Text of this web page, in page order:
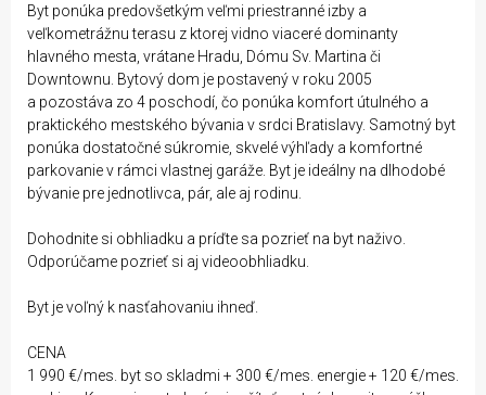
Byt ponúka predovšetkým veľmi priestranné izby a
veľkometrážnu terasu z ktorej vidno viaceré dominanty
hlavného mesta, vrátane Hradu, Dómu Sv. Martina či
Downtownu. Bytový dom je postavený v roku 2005
a pozostáva zo 4 poschodí, čo ponúka komfort útulného a
praktického mestského bývania v srdci Bratislavy. Samotný byt
ponúka dostatočné súkromie, skvelé výhľady a komfortné
parkovanie v rámci vlastnej garáže. Byt je ideálny na dlhodobé
bývanie pre jednotlivca, pár, ale aj rodinu.
Dohodnite si obhliadku a príďte sa pozrieť na byt naživo.
Odporúčame pozrieť si aj videoobhliadku.
Byt je voľný k nasťahovaniu ihneď.
CENA
1 990 €/mes. byt so skladmi + 300 €/mes. energie + 120 €/mes.